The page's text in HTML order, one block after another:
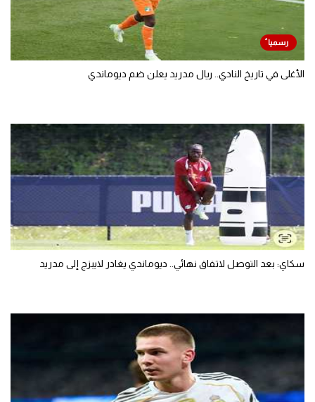
الأغلى في تاريخ النادي.. ريال مدريد يعلن ضم ديوماندي
سكاي: بعد التوصل لاتفاق نهائي.. ديوماندي يغادر لايبزج إلى مدريد